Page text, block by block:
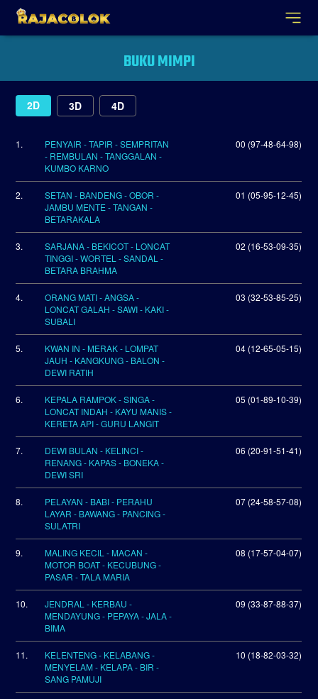
BUKU MIMPI
2D 3D 4D
1.
PENYAIR - TAPIR - SEMPRITAN
- REMBULAN - TANGGALAN -
KUMBO KARNO
00 (97-48-64-98)
2.
SETAN - BANDENG - OBOR -
JAMBU MENTE - TANGAN -
BETARAKALA
01 (05-95-12-45)
3.
SARJANA - BEKICOT - LONCAT
TINGGI - WORTEL - SANDAL -
BETARA BRAHMA
02 (16-53-09-35)
4.
ORANG MATI - ANGSA -
LONCAT GALAH - SAWI - KAKI -
SUBALI
03 (32-53-85-25)
5.
KWAN IN - MERAK - LOMPAT
JAUH - KANGKUNG - BALON -
DEWI RATIH
04 (12-65-05-15)
6.
KEPALA RAMPOK - SINGA -
LONCAT INDAH - KAYU MANIS -
KERETA API - GURU LANGIT
05 (01-89-10-39)
7.
DEWI BULAN - KELINCI -
RENANG - KAPAS - BONEKA -
DEWI SRI
06 (20-91-51-41)
8.
PELAYAN - BABI - PERAHU
LAYAR - BAWANG - PANCING -
SULATRI
07 (24-58-57-08)
9.
MALING KECIL - MACAN -
MOTOR BOAT - KECUBUNG -
PASAR - TALA MARIA
08 (17-57-04-07)
10.
JENDRAL - KERBAU -
MENDAYUNG - PEPAYA - JALA -
BIMA
09 (33-87-88-37)
11.
KELENTENG - KELABANG -
MENYELAM - KELAPA - BIR -
SANG PAMUJI
10 (18-82-03-32)